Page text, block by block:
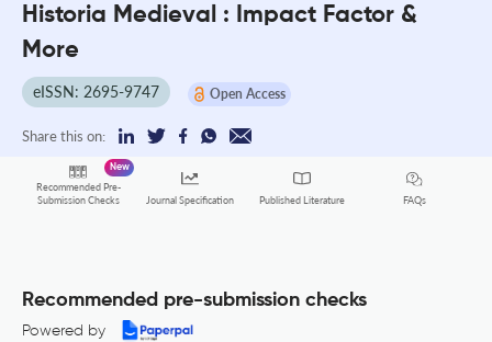
Historia Medieval : Impact Factor &
More
eISSN: 2695-9747 Open Access
Share this on:
Recommended Pre-
Submission Checks
New
Journal Specification Published Literature FAQs
Recommended pre-submission checks
Powered by